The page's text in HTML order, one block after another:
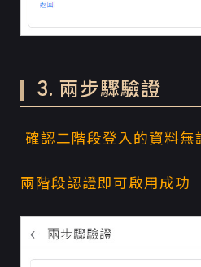
3. 兩步驟驗證
確認二階段登入的資料無
兩階段認證即可啟用成功